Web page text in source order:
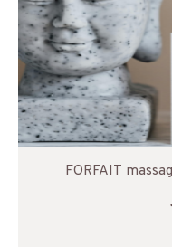
FORFAIT